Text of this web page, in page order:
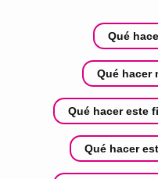
Qué
Qué hacer
Qué hacer este
Qué hacer